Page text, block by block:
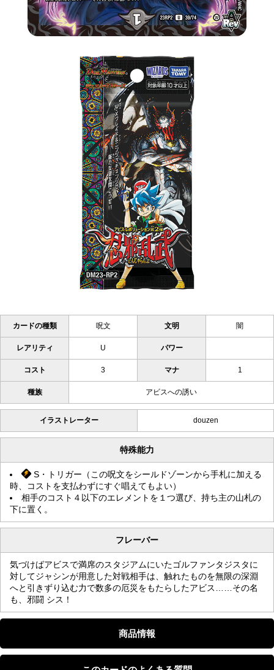
カードの種類 呪文 文明 闇
レアリティ U パワー
コスト 3 マナ 1
種族 アビスへの誘い
イラストレーター douzen
特殊能力
S・トリガー（この呪文をシールドゾーンから手札に加える
時、コストを支払わずにすぐ唱えてもよい）
相手のコスト４以下のエレメントを１つ選び、持ち主の山札の
下に置く。
フレーバー
気づけばアビスで満席のスタジアムにいたゴルファンタジスタに
対してジャシンが用意した対戦相手は、触れたものを無限の深淵
へと引きずり込む力で数多の厄災をもたらしたアビス……その名
も、邪闘 シス！
商品情報